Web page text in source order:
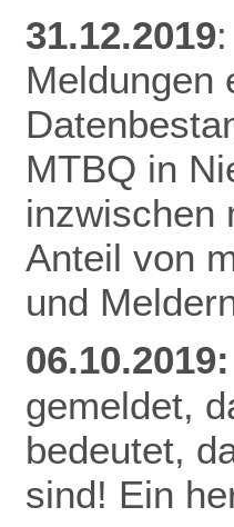
31.12.2019
Meldungen
MTBQ in
inzwischen
Anteil von
und
06.10.2019:
gemeldet,
bedeutet,
sind! Ein